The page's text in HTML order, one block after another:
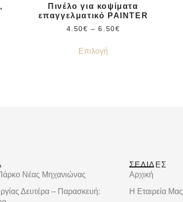
Πινέλο για κοψίματα
επαγγελματικό PAINTER
4.50€ – 6.50€
Επιλογή
Πάρκο Νέας Μηχανιώνας
Δευτέρα – Παρασκευή:
ΣΕΛΙΔΕΣ
Αρχική
Η Εταιρεία Μας